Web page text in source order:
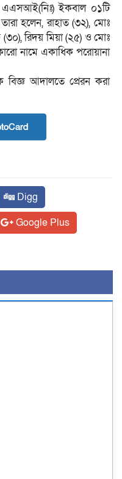
ইকবাল ০১টি
হলেন, রাহাত (৩২), মোঃ
রিদয় মিয়া (২৫) ও মোঃ
নামে একাধিক পরোয়ানা
বিজ্ঞ আদালতে প্রেরন করা
Digg
Google Plus